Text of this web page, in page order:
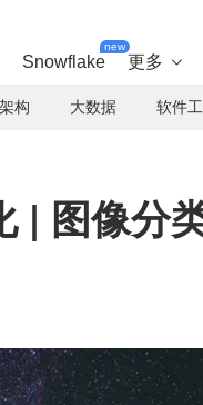
Snowflake
new
更多 
架构 大数据 软件
| 图像分